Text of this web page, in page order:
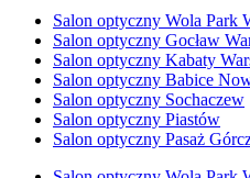
Salon optyczny Wola Park
Salon optyczny Gocław
Salon optyczny Kabaty
Salon optyczny Babice
Salon optyczny Sochaczew
Salon optyczny Piastów
Salon optyczny Pasaż